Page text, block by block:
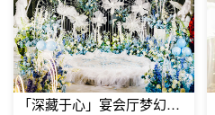
方求婚更加的有意义
气球雨求婚多少钱？
带来的浪漫氛围是
婚策划的形式也是
要跟大家分享气球雨
少钱。
热气球求婚多
热气球求婚多少钱
多的年轻人喜欢电影
「深藏于心」宴会厅梦幻主